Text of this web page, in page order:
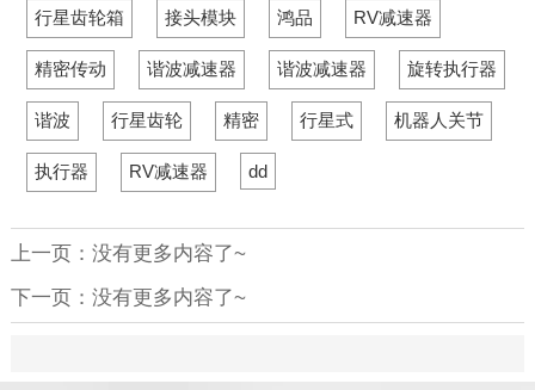
铁路
巡检
护和
个动
像相
检机
其运
、体
点，
人的
载能力和稳定传动性
能。作为可靠的RV减
速器解决方案，
HONPINE助力提升变
位机运行效率和智能制
造水平。
能和系
是孤立
器人
备制造
行星齿轮箱 接头模块 鸿品 RV减速器
精密传动 谐波减速器 谐波减速器 旋转执行器
谐波 行星齿轮 精密 行星式 机器人关节
执行器 RV减速器 dd
上一页：没有更多内容了~
下一页：没有更多内容了~